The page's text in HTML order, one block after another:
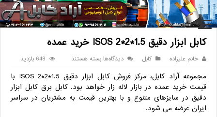
خانه / کابل / کابل ابزار دقیق 1.5*2*2 ISOS خرید عمده
کابل ابزار دقیق 1.5*2*2 ISOS خرید عمده
خانم علیزاده کابل دیدگاه‌هابرای
ابزار
دقیق
ISOS
بسته هستند 648 بازدید
مجموعه آراد کابل، مرکز فروش کابل ابزار دقیق 1.5*2*2 ISOS با
قیمت خرید عمده در بازار لاله زار خواهد بود. کابل برق کابل ابزار
دقیق در سایزهای متنوع و با بهترین قیمت به مشتریان در سراسر
ایران عرضه می شود.